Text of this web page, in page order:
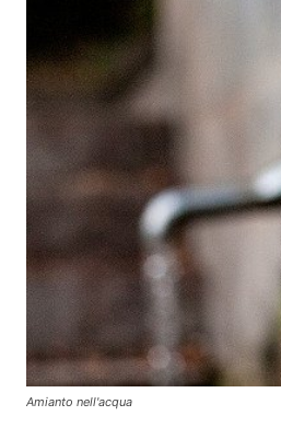
Amianto nell'acqua